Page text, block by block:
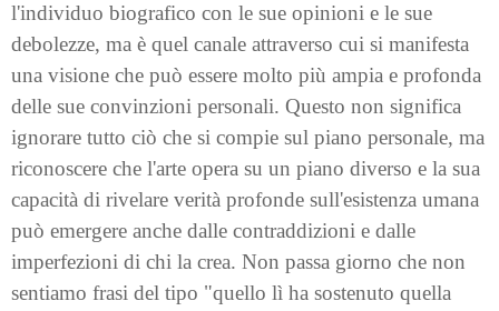
l'individuo biografico con le sue opinioni e le sue
debolezze, ma è quel canale attraverso cui si manifesta
una visione che può essere molto più ampia e profonda
delle sue convinzioni personali. Questo non significa
ignorare tutto ciò che si compie sul piano personale, ma
riconoscere che l'arte opera su un piano diverso e la sua
capacità di rivelare verità profonde sull'esistenza umana
può emergere anche dalle contraddizioni e dalle
imperfezioni di chi la crea. Non passa giorno che non
sentiamo frasi del tipo "quello lì ha sostenuto quella